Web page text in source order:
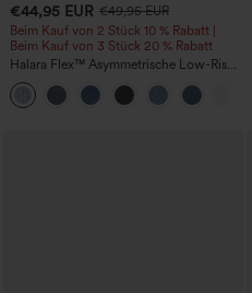
€44,95 EUR €49,95 EUR
Beim Kauf von 2 Stück 10 % Rabatt |
Beim Kauf von 3 Stück 20 % Rabatt
Halara Flex™ Asymmetrische Low-Rise-
Jeans mit Reißverschlusstaschen,
Baggy-Stil, weitem Bein, gewaschen,
lässig